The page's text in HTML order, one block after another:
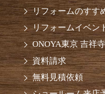
リフォームのすす
リフォームイベン
ONOYA東京 吉祥
資料請求
無料見積依頼